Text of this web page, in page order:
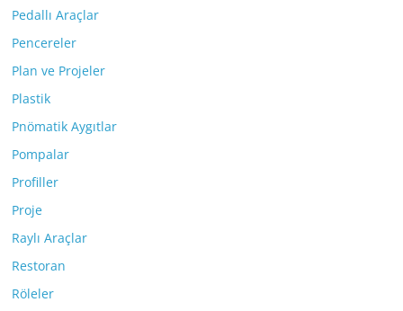
Pedallı Araçlar
Pencereler
Plan ve Projeler
Plastik
Pnömatik Aygıtlar
Pompalar
Profiller
Proje
Raylı Araçlar
Restoran
Röleler